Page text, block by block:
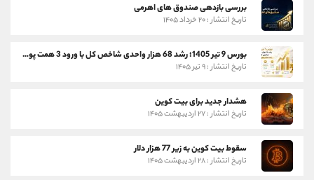
بررسی بازدهی صندوق های اهرمی
تاریخ انتشار : ۲۰ خرداد ۱۴۰۵
بورس 9 تیر 1405؛ رشد 68 هزار واحدی شاخص کل با ورود 3 همت پول حقیقی
تاریخ انتشار : ۹ تیر ۱۴۰۵
هشدار جدید برای بیت کوین
تاریخ انتشار : ۲۷ اردیبهشت ۱۴۰۵
سقوط بیت کوین به زیر 77 هزار دلار
تاریخ انتشار : ۲۸ اردیبهشت ۱۴۰۵